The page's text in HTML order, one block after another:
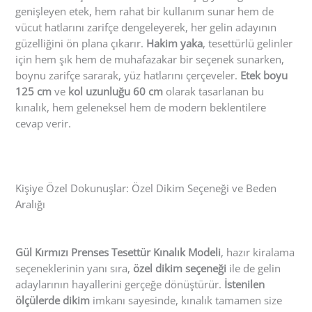
genişleyen etek, hem rahat bir kullanım sunar hem de
vücut hatlarını zarifçe dengeleyerek, her gelin adayının
güzelliğini ön plana çıkarır. Hakim yaka, tesettürlü gelinler
için hem şık hem de muhafazakar bir seçenek sunarken,
boynu zarifçe sararak, yüz hatlarını çerçeveler. Etek boyu
125 cm ve kol uzunluğu 60 cm olarak tasarlanan bu
kınalık, hem geleneksel hem de modern beklentilere
cevap verir.
Kişiye Özel Dokunuşlar: Özel Dikim Seçeneği ve Beden
Aralığı
Gül Kırmızı Prenses Tesettür Kınalık Modeli, hazır kiralama
seçeneklerinin yanı sıra, özel dikim seçeneği ile de gelin
adaylarının hayallerini gerçeğe dönüştürür. İstenilen
ölçülerde dikim imkanı sayesinde, kınalık tamamen size